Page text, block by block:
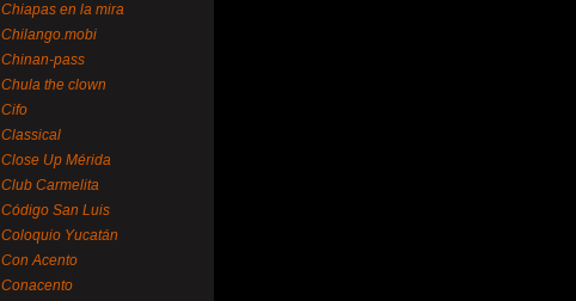
Chiapas en la mira
Chilango.mobi
Chinan-pass
Chula the clown
Cifo
Classical
Close Up Mérida
Club Carmelita
Código San Luis
Coloquio Yucatán
Con Acento
Conacento